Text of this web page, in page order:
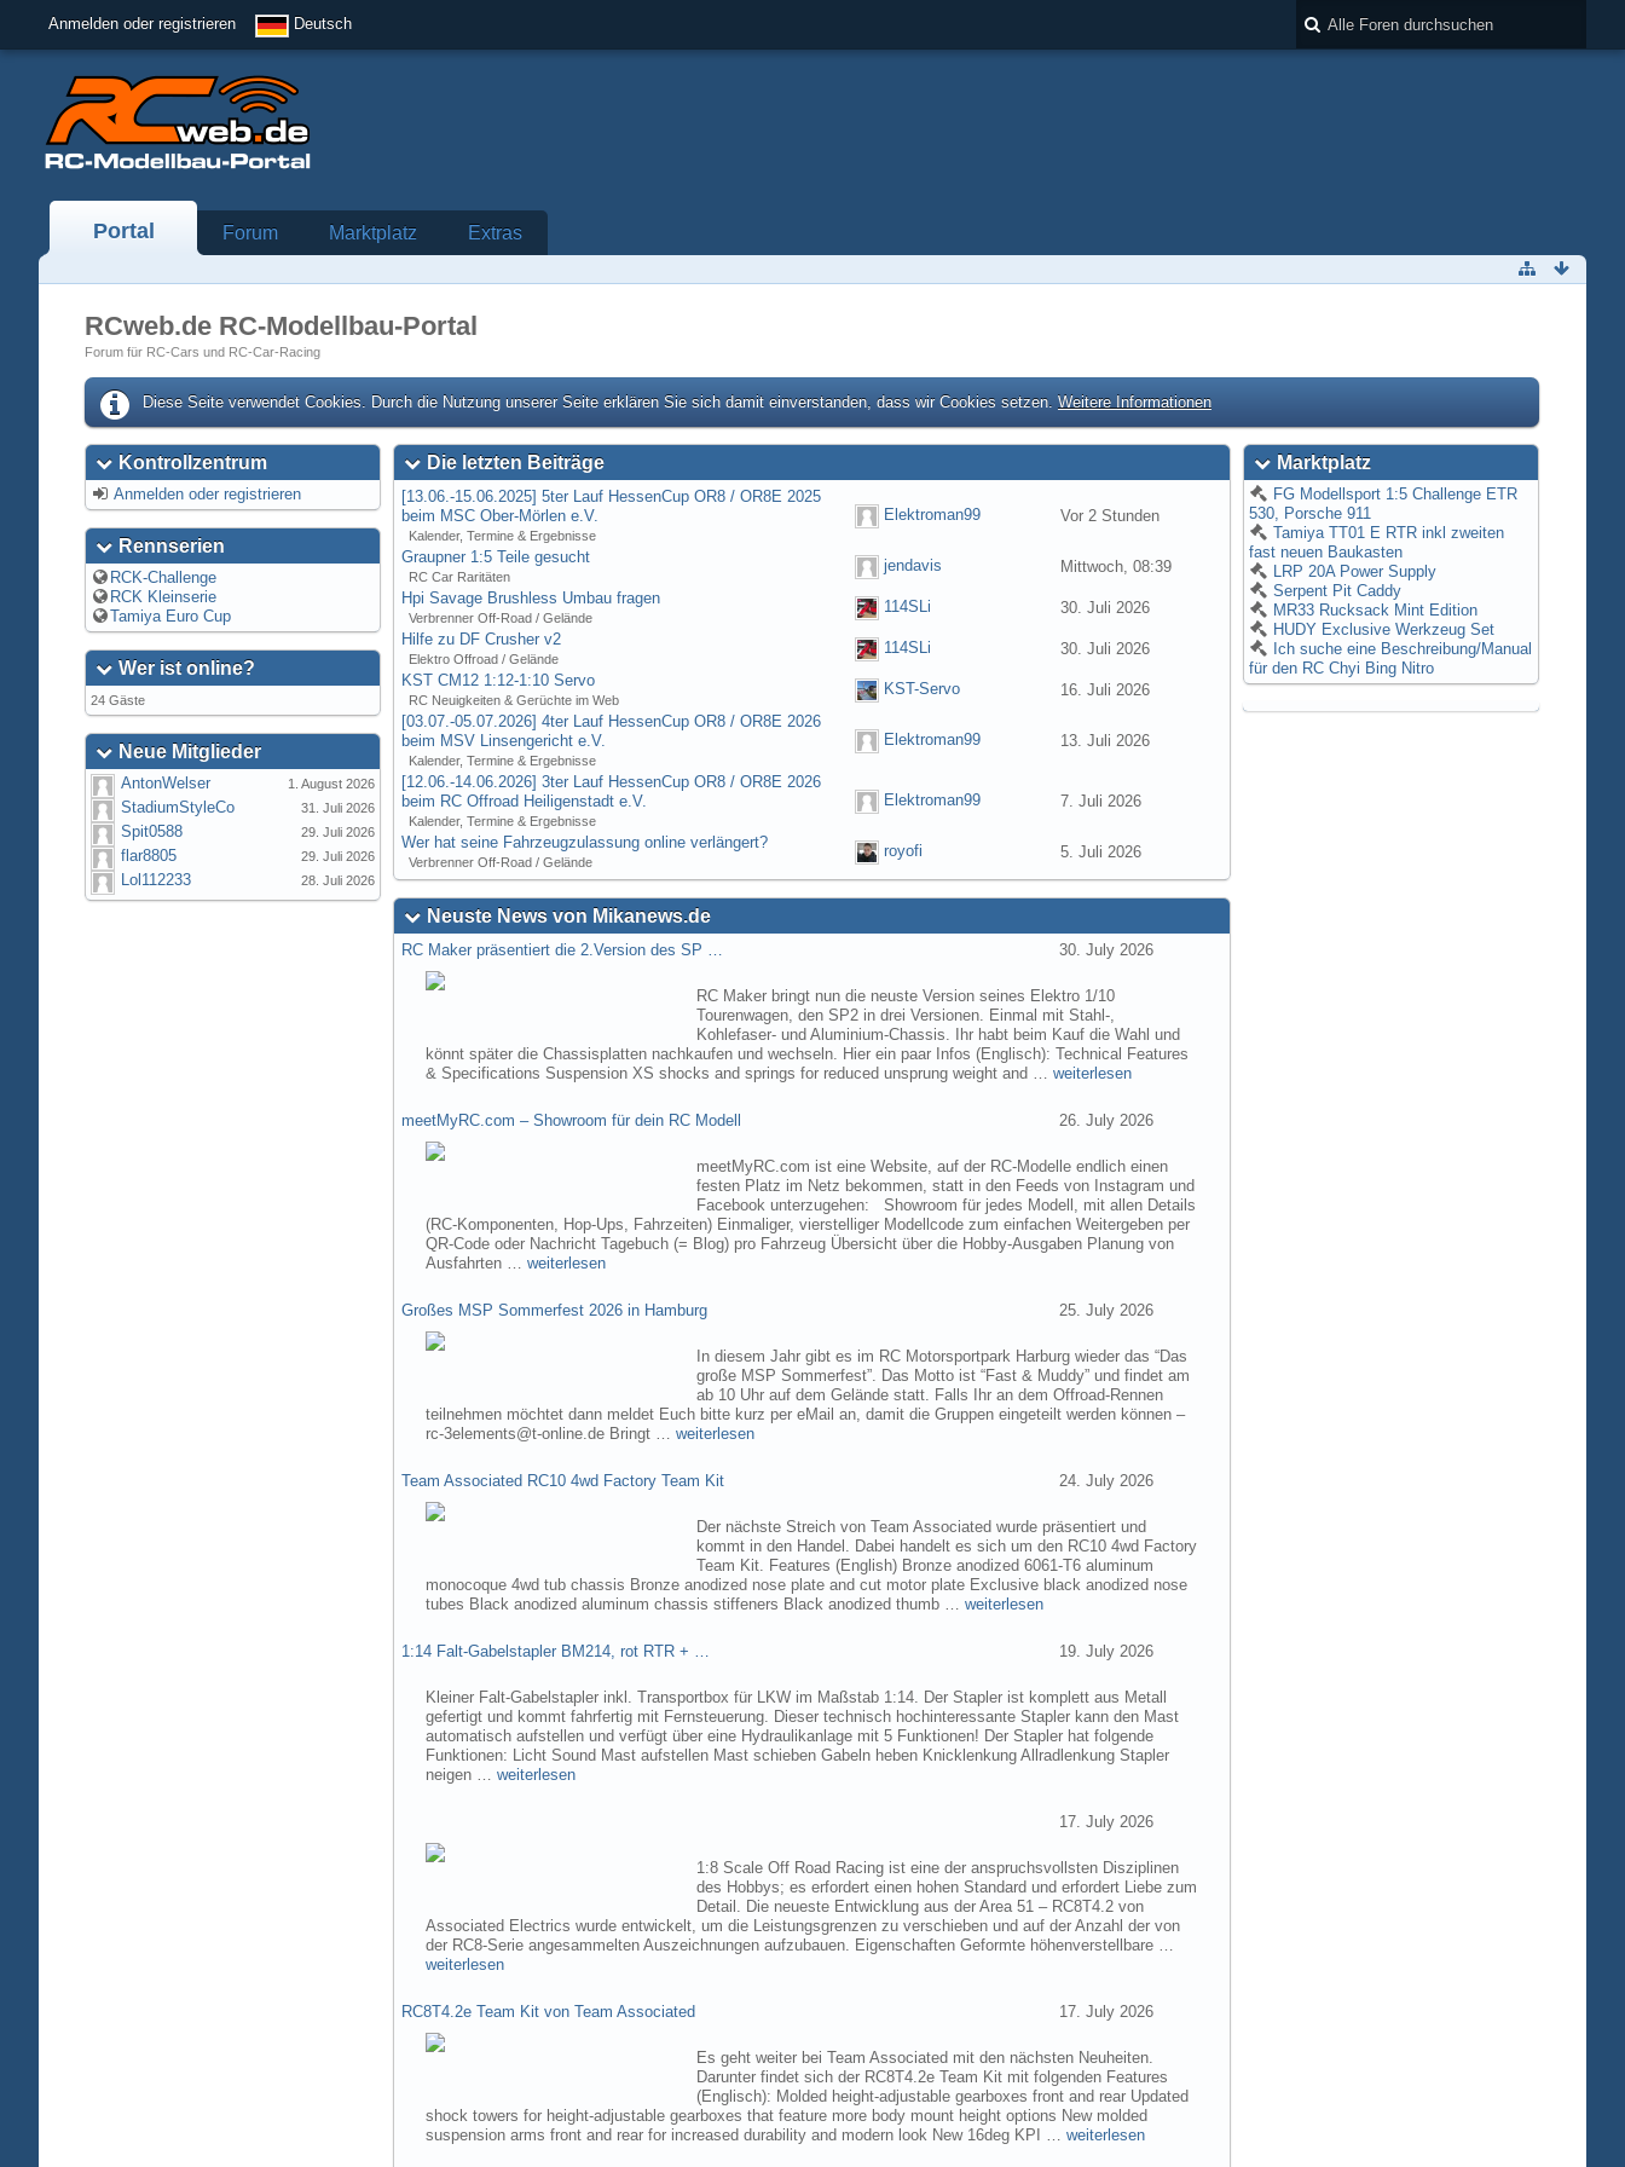
Anmelden oder registrieren Deutsch
Portal Forum Marktplatz Extras
RCweb.de RC-Modellbau-Portal
Forum für RC-Cars und RC-Car-Racing
Diese Seite verwendet Cookies. Durch die Nutzung unserer Seite erklären Sie sich damit einverstanden, dass wir Cookies setzen. Weitere Informationen
Kontrollzentrum
Anmelden oder registrieren
Rennserien
RCK-Challenge
RCK Kleinserie
Tamiya Euro Cup
Wer ist online?
24 Gäste
Neue Mitglieder
AntonWelser 1. August 2026
StadiumStyleCo 31. Juli 2026
Spit0588 29. Juli 2026
flar8805 29. Juli 2026
Lol112233 28. Juli 2026
Die letzten Beiträge
[13.06.-15.06.2025] 5ter Lauf HessenCup OR8 / OR8E 2025
beim MSC Ober-Mörlen e.V.
Kalender, Termine & Ergebnisse
Elektroman99 Vor 2 Stunden
Graupner 1:5 Teile gesucht
RC Car Raritäten
jendavis
Mittwoch, 08:39
Hpi Savage Brushless Umbau fragen
Verbrenner Off-Road / Gelände
114SLi
30. Juli 2026
Hilfe zu DF Crusher v2
Elektro Offroad / Gelände
114SLi
30. Juli 2026
KST CM12 1:12-1:10 Servo
RC Neuigkeiten & Gerüchte im Web
KST-Servo
16. Juli 2026
[03.07.-05.07.2026] 4ter Lauf HessenCup OR8 / OR8E 2026
beim MSV Linsengericht e.V.
Kalender, Termine & Ergebnisse
Elektroman99 13. Juli 2026
[12.06.-14.06.2026] 3ter Lauf HessenCup OR8 / OR8E 2026
beim RC Offroad Heiligenstadt e.V.
Kalender, Termine & Ergebnisse
Elektroman99 7. Juli 2026
Wer hat seine Fahrzeugzulassung online verlängert?
Verbrenner Off-Road / Gelände
royofi 5. Juli 2026
Neuste News von Mikanews.de
RC Maker präsentiert die 2.Version des SP … 30. July 2026
RC Maker bringt nun die neuste Version seines Elektro 1/10
Tourenwagen, den SP2 in drei Versionen. Einmal mit Stahl-,
Kohlefaser- und Aluminium-Chassis. Ihr habt beim Kauf die Wahl und
könnt später die Chassisplatten nachkaufen und wechseln. Hier ein paar Infos (Englisch): Technical Features
& Specifications Suspension XS shocks and springs for reduced unsprung weight and …weiterlesen
meetMyRC.com – Showroom für dein RC Modell 26. July 2026
meetMyRC.com ist eine Website, auf der RC-Modelle endlich einen
festen Platz im Netz bekommen, statt in den Feeds von Instagram und
Facebook unterzugehen: Showroom für jedes Modell, mit allen Details
(RC-Komponenten, Hop-Ups, Fahrzeiten) Einmaliger, vierstelliger Modellcode zum einfachen Weitergeben per
QR-Code oder Nachricht Tagebuch (= Blog) pro Fahrzeug Übersicht über die Hobby-Ausgaben Planung von
Ausfahrten …weiterlesen
Großes MSP Sommerfest 2026 in Hamburg 25. July 2026
In diesem Jahr gibt es im RC Motorsportpark Harburg wieder das “Das
große MSP Sommerfest”. Das Motto ist “Fast & Muddy” und findet am
ab 10 Uhr auf dem Gelände statt. Falls Ihr an dem Offroad-Rennen
teilnehmen möchtet dann meldet Euch bitte kurz per eMail an, damit die Gruppen eingeteilt werden können –
rc-3elements@t-online.de Bringt …weiterlesen
Team Associated RC10 4wd Factory Team Kit 24. July 2026
Der nächste Streich von Team Associated wurde präsentiert und
kommt in den Handel. Dabei handelt es sich um den RC10 4wd Factory
Team Kit. Features (English) Bronze anodized 6061-T6 aluminum
monocoque 4wd tub chassis Bronze anodized nose plate and cut motor plate Exclusive black anodized nose
tubes Black anodized aluminum chassis stiffeners Black anodized thumb …weiterlesen
1:14 Falt-Gabelstapler BM214, rot RTR + … 19. July 2026
Kleiner Falt-Gabelstapler inkl. Transportbox für LKW im Maßstab 1:14. Der Stapler ist komplett aus Metall
gefertigt und kommt fahrfertig mit Fernsteuerung. Dieser technisch hochinteressante Stapler kann den Mast
automatisch aufstellen und verfügt über eine Hydraulikanlage mit 5 Funktionen! Der Stapler hat folgende
Funktionen: Licht Sound Mast aufstellen Mast schieben Gabeln heben Knicklenkung Allradlenkung Stapler
neigen …weiterlesen
17. July 2026
1:8 Scale Off Road Racing ist eine der anspruchsvollsten Disziplinen
des Hobbys; es erfordert einen hohen Standard und erfordert Liebe zum
Detail. Die neueste Entwicklung aus der Area 51 – RC8T4.2 von
Associated Electrics wurde entwickelt, um die Leistungsgrenzen zu verschieben und auf der Anzahl der von
der RC8-Serie angesammelten Auszeichnungen aufzubauen. Eigenschaften Geformte höhenverstellbare …
weiterlesen
RC8T4.2e Team Kit von Team Associated 17. July 2026
Es geht weiter bei Team Associated mit den nächsten Neuheiten.
Darunter findet sich der RC8T4.2e Team Kit mit folgenden Features
(Englisch): Molded height-adjustable gearboxes front and rear Updated
shock towers for height-adjustable gearboxes that feature more body mount height options New molded
suspension arms front and rear for increased durability and modern look New 16deg KPI …weiterlesen
Marktplatz
FG Modellsport 1:5 Challenge ETR
530, Porsche 911
Tamiya TT01 E RTR inkl zweiten
fast neuen Baukasten
LRP 20A Power Supply
Serpent Pit Caddy
MR33 Rucksack Mint Edition
HUDY Exclusive Werkzeug Set
Ich suche eine Beschreibung/Manual
für den RC Chyi Bing Nitro